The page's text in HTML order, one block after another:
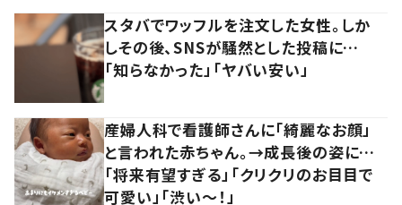
スタバでワッフルを注文した女性。しか
しその後、SNSが騒然とした投稿に…
「知らなかった」「ヤバい安い」
産婦人科で看護師さんに「綺麗なお顔」
と言われた赤ちゃん。→成長後の姿に…
「将来有望すぎる」「クリクリのお目目で
可愛い」「渋い～！」